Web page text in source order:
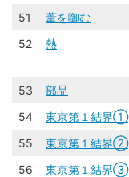
51
葦を啣む
52
熱
53
部品
54
東京第１結界①
55
東京第１結界②
56
東京第１結界③